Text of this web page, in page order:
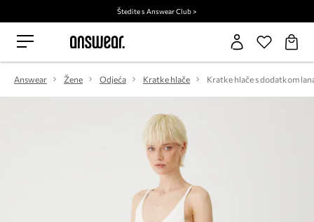
Štedite s Answear Club >
Answear Žene Odjeća Kratke hlače